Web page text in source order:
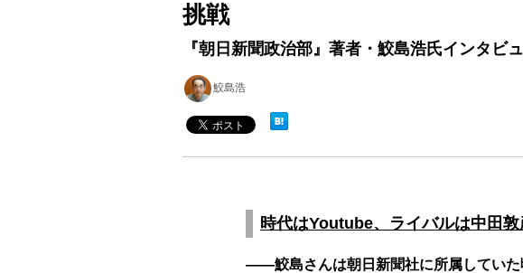
挑戦
『朝日新聞政治部』著者・鮫島浩氏インタビュ
鮫島浩
時代はYoutube、ライバルは中田敦
――鮫島さんは朝日新聞社に所属していた